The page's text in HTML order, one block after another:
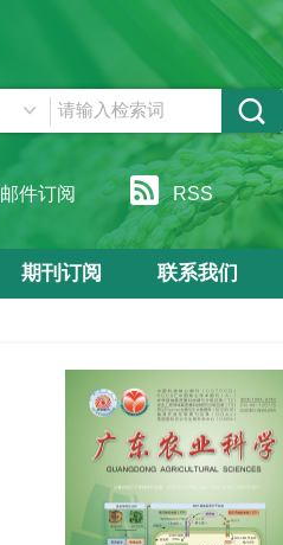
邮件订阅 RSS
期刊订阅 联系我们